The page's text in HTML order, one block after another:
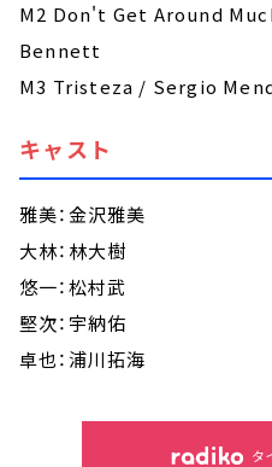
M2 Don't Get Around
Bennett
M3 Tristeza / Sergio
キャスト
雅美：金沢雅美
大林：林大樹
悠一：松村武
堅次：宇納佑
卓也：浦川拓海
タ